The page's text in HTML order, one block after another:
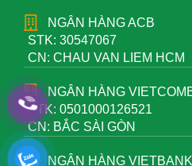
NGÂN HÀNG ACB
STK: 30547067
CN: CHAU VAN LIEM HCM
NGÂN HÀNG
STK: 0501000126521
CN: BẮC SÀI GÒN
NGÂN HÀNG VIETBANK